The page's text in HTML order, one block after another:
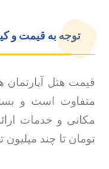
توجه به قیمت و
قیمت هتل آپارتمان
متفاوت است و
تومان تا چند